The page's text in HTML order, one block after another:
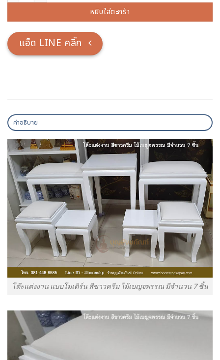
หยิบใส่ตะกร้า
แอ็ด LINE คลิ๊ก
คำอธิบาย
โต๊ะแต่งงาน แบบโมเดิร์น สีขาวครีม ไม้เบญจพรรณ มีจำนวน 7 ชิ้น